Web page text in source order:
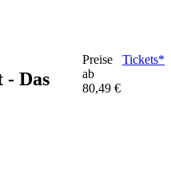
Das
Preise
ab
80,49 €
Tickets*